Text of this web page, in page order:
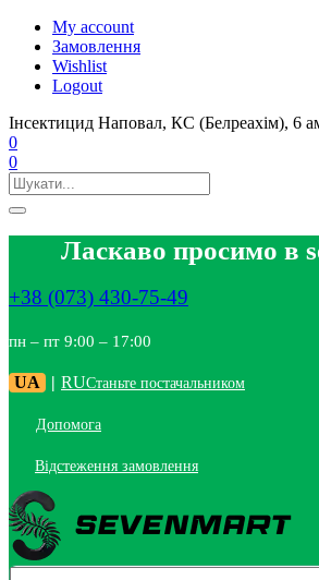
My account
Замовлення
Wishlist
Logout
Інсектицид Наповал, КС (Белреахім), 6
0
0
Ласкаво просимо в
+38 (073) 430-75-49
пн – пт 9:00 – 17:00
UA | RUСтаньте постачальником
Допомога
Відстеження замовлення